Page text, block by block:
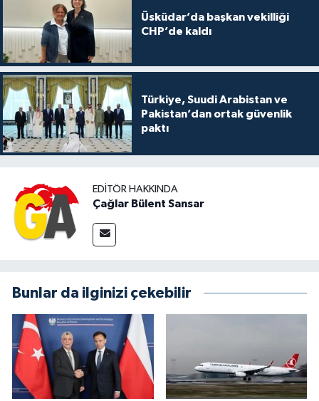
Üsküdar’da başkan vekilliği
CHP’de kaldı
Türkiye, Suudi Arabistan ve
Pakistan’dan ortak güvenlik
paktı
EDITÖR HAKKINDA
Çağlar Bülent Sansar
Bunlar da ilginizi çekebilir